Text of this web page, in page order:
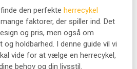
den perfekte herrecykel
faktorer, der spiller ind. Det
og pris, men også om
holdbarhed. I denne guide vil vi
vide for at vælge en herrecykel,
behov og din livsstil.